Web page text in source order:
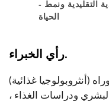
- تانفي ديشباندي ، محلل التغذية التقليدية ونمط
الحياة
رأي الخبراء.
(أنثروبولوجيا غذائية)
ودراسات الغذاء ،